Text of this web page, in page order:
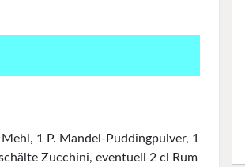
1 P. Man­del-Puddingpulver, 1
Zucchini, eventuell 2 cl Rum